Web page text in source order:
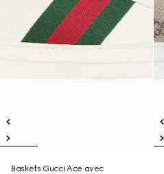
Baskets Gucci Ace avec